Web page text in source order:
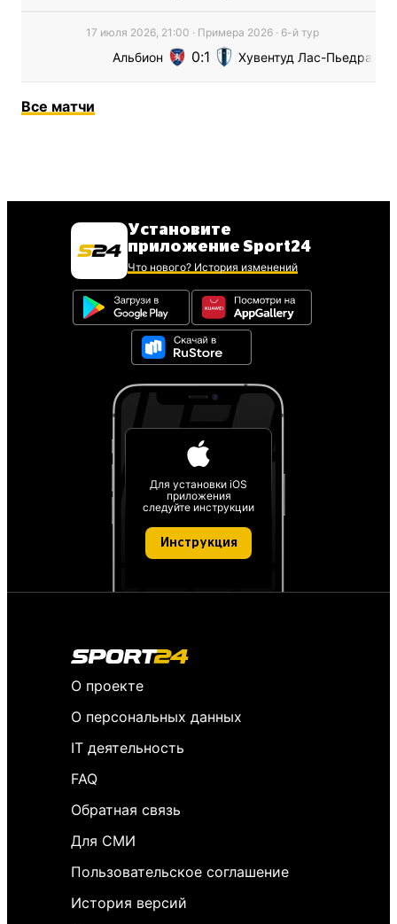
17 июля 2026, 21:00 · Примера 2026· 6-й тур
Альбион 0 1 Хувентуд Лас-Пьедрас
Все матчи
Установите
приложение Sport24
Что нового? История изменений
Для установки iOS
приложения
следуйте инструкции
Инструкция
О проекте
О персональных данных
IT деятельность
FAQ
Обратная связь
Для СМИ
Пользовательское соглашение
История версий